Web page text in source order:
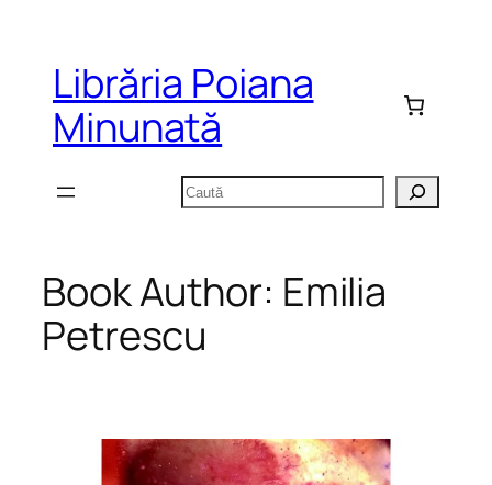
conținutLibrăria Poiana
Minunată
Caută
Book Author: Emilia
Petrescu